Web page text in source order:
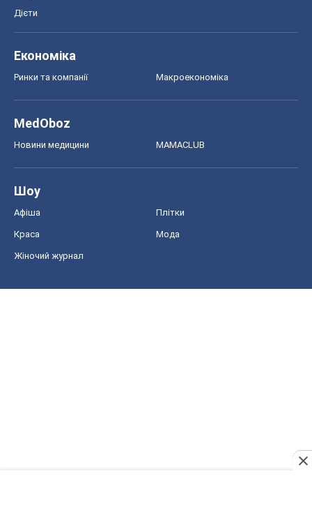
Дієти
Економіка
Ринки та компанії Макроекономіка
MedOboz
Новини медицини MAMACLUB
Шоу
Афіша Плітки
Краса Мода
Жіночий журнал